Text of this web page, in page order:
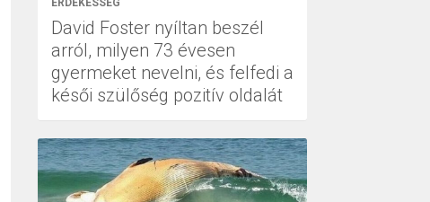
David Foster nyíltan beszél
arról, milyen 73 évesen
gyermeket nevelni, és felfedi a
késői szülőség pozitív oldalát